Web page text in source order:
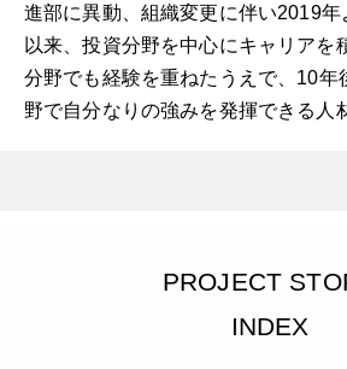
進部に異動、組織変更に伴い2019
以来、投資分野を中心にキャリアを
分野でも経験を重ねたうえで、10年
野で自分なりの強みを発揮できる人
PROJECT
INDEX